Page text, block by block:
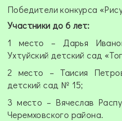
Победители конкурса
Участники до 6 лет:
1 место – Дарья
Ухтуйский детский сад
2 место – Таисия
детский сад № 15;
3 место – Вячеслав
Черемховского района.